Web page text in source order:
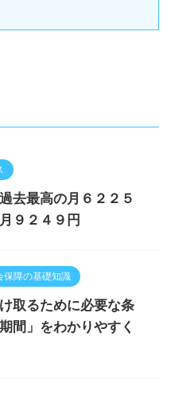
去最高の月６２２５
９２４９円
保障の基礎知識
取るために必要な条
間」をわかりやすく